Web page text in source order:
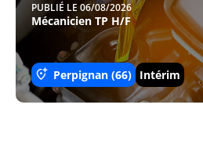
PUBLIÉ LE 06/08/2026
Mécanicien TP H/F
Perpignan (66) Intérim